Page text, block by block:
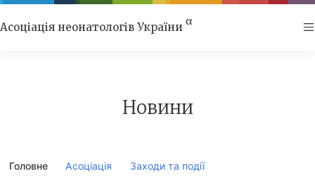
Асоціація неонатологів України α
Новини
Головне Асоціація Заходи та події